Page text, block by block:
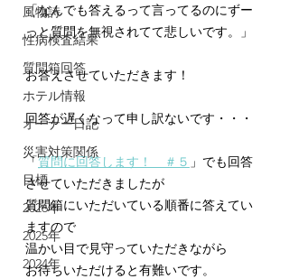
風物詩
性病検査結果
質問箱回答
ホテル情報
オーナー日記
災害対策関係
目標
2026年
2025年
2024年
「なんでも答えるって言ってるのにずー
っと質問を無視されてて悲しいです。」
お答えさせていただきます！
回答が遅くなって申し訳ないです・・・
「質問に回答します！　＃５ 」でも回答
させていただきましたが
質問箱にいただいている順番に答えてい
ますので
温かい目で見守っていただきながら
お待ちいただけると有難いです。